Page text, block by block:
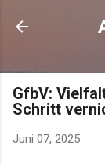
GfbV:
Schritt
Juni 07, 2025